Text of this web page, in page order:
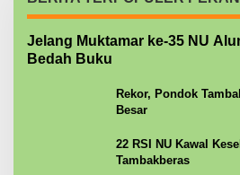
Jelang Muktamar ke-35 NU
Bedah Buku
Rekor, Pondok
Besar
22 RSI NU Kawal
Tambakberas